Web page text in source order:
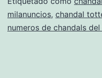
milanuncios, chandal
numeros de chandals